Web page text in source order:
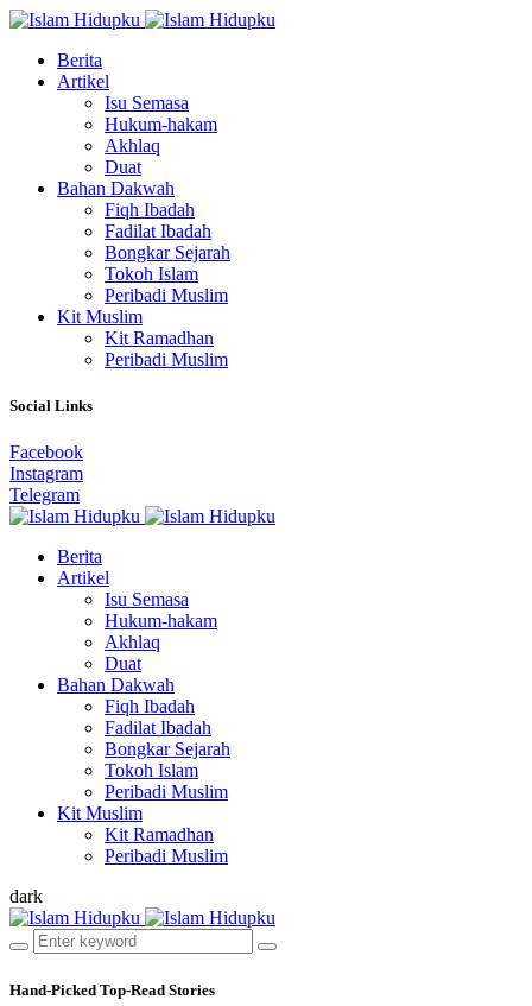
Berita
Artikel
Isu Semasa
Hukum-hakam
Akhlaq
Duat
Bahan Dakwah
Fiqh Ibadah
Fadilat Ibadah
Bongkar Sejarah
Tokoh Islam
Peribadi Muslim
Kit Muslim
Kit Ramadhan
Peribadi Muslim
Social Links
Facebook
Instagram
Telegram
Berita
Artikel
Isu Semasa
Hukum-hakam
Akhlaq
Duat
Bahan Dakwah
Fiqh Ibadah
Fadilat Ibadah
Bongkar Sejarah
Tokoh Islam
Peribadi Muslim
Kit Muslim
Kit Ramadhan
Peribadi Muslim
dark
Hand-Picked Top-Read Stories